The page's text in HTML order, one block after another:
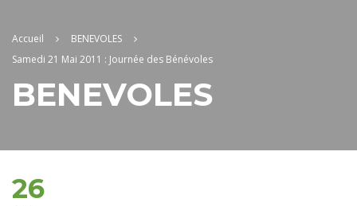
Accueil
BENEVOLES
Samedi 21 Mai 2011 : Journée des Bénévoles
BENEVOLES
26